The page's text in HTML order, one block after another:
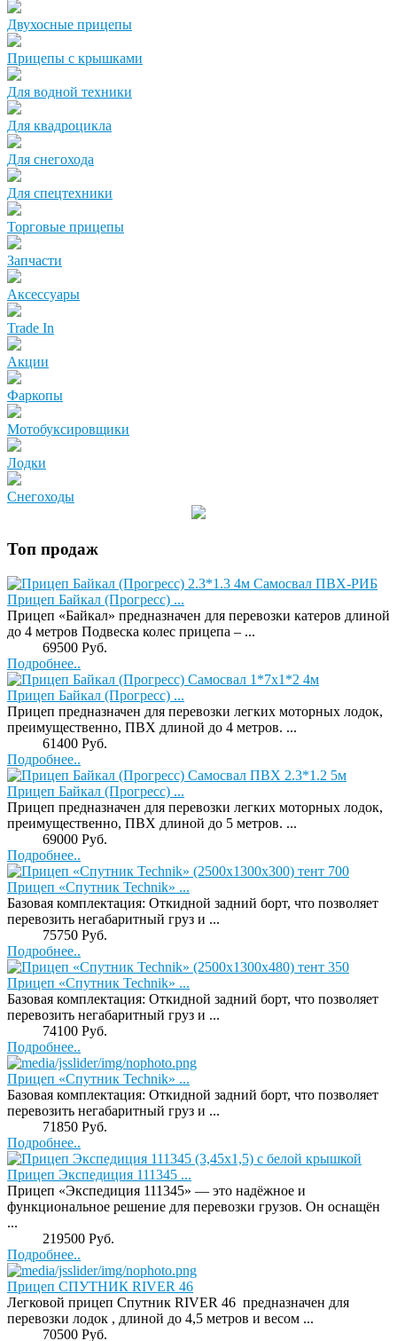
Двухосные прицепы
Прицепы с крышками
Для водной техники
Для квадроцикла
Для снегохода
Для спецтехники
Торговые прицепы
Запчасти
Аксессуары
Trade In
Акции
Фаркопы
Мотобуксировщики
Лодки
Снегоходы
Топ продаж
Прицеп Байкал (Прогресс) ...
Прицеп «Байкал» предназначен для перевозки катеров длиной
до 4 метров Подвеска колес прицепа – ...
69500 Руб.
Подробнее..
Прицеп Байкал (Прогресс) ...
Прицеп предназначен для перевозки легких моторных лодок,
преимущественно, ПВХ длиной до 4 метров. ...
61400 Руб.
Подробнее..
Прицеп Байкал (Прогресс) ...
Прицеп предназначен для перевозки легких моторных лодок,
преимущественно, ПВХ длиной до 5 метров. ...
69000 Руб.
Подробнее..
Прицеп «Спутник Technik» ...
Базовая комплектация: Откидной задний борт, что позволяет
перевозить негабаритный груз и ...
75750 Руб.
Подробнее..
Прицеп «Спутник Technik» ...
Базовая комплектация: Откидной задний борт, что позволяет
перевозить негабаритный груз и ...
74100 Руб.
Подробнее..
Прицеп «Спутник Technik» ...
Базовая комплектация: Откидной задний борт, что позволяет
перевозить негабаритный груз и ...
71850 Руб.
Подробнее..
Прицеп Экспедиция 111345 ...
Прицеп «Экспедиция 111345» — это надёжное и
функциональное решение для перевозки грузов. Он оснащён
...
219500 Руб.
Подробнее..
Прицеп СПУТНИК RIVER 46
Легковой прицеп Спутник RIVER 46 предназначен для
перевозки лодок , длиной до 4,5 метров и весом ...
70500 Руб.